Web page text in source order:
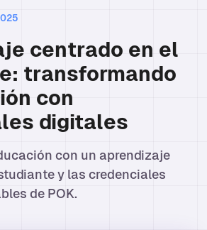
centrado en el
transformando
con
digitales
con un aprendizaje
y las credenciales
de POK.